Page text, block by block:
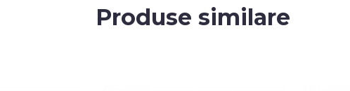
Produse similare